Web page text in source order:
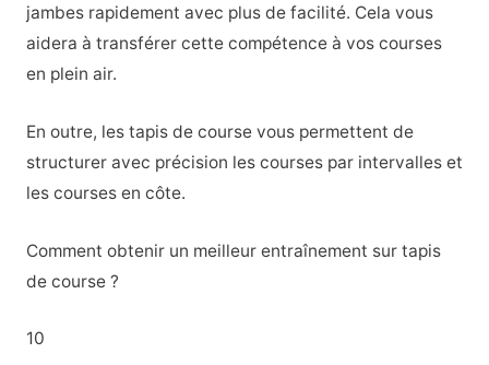
jambes rapidement avec plus de facilité. Cela vous
aidera à transférer cette compétence à vos courses
en plein air.
En outre, les tapis de course vous permettent de
structurer avec précision les courses par intervalles et
les courses en côte.
Comment obtenir un meilleur entraînement sur tapis
de course ?
10